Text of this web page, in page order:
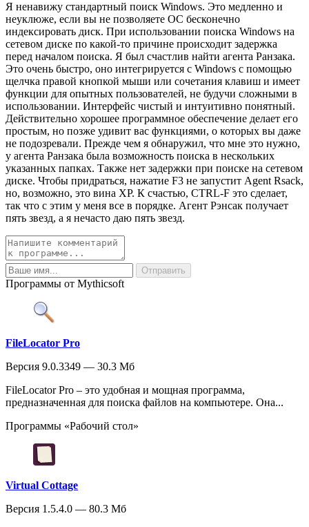
Я ненавижу стандартный поиск Windows. Это медленно и
неуклюже, если вы не позволяете ОС бесконечно
индексировать диск. При использовании поиска Windows на
сетевом диске по какой-то причине происходит задержка
перед началом поиска. Я был счастлив найти агента Ранзака.
Это очень быстро, оно интегрируется с Windows с помощью
щелчка правой кнопкой мыши или сочетания клавиш и имеет
функции для опытных пользователей, не будучи сложными в
использовании. Интерфейс чистый и интуитивно понятный.
Действительно хорошее программное обеспечение делает его
простым, но позже удивит вас функциями, о которых вы даже
не подозревали. Прежде чем я обнаружил, что мне это нужно,
у агента Ранзака была возможность поиска в нескольких
указанных папках. Также нет задержки при поиске на сетевом
диске. Чтобы придраться, нажатие F3 не запустит Agent Rsack,
но, возможно, это вина XP. К счастью, CTRL-F это сделает,
так что с этим у меня все в порядке. Агент Рэнсак получает
пять звезд, а я нечасто даю пять звезд.
Программы от Mythicsoft
FileLocator Pro
Версия 9.0.3349 — 30.3 Мб
FileLocator Pro – это удобная и мощная программа,
предназначенная для поиска файлов на компьютере. Она...
Программы «Рабочий стол»
Virtual Cottage
Версия 1.5.4.0 — 80.3 Мб